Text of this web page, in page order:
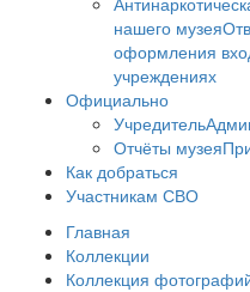
нашего музея
оформления
учреждениях
Официально
Учредитель
Отчёты музея
Как добраться
Участникам СВО
Главная
Коллекции
Коллекция